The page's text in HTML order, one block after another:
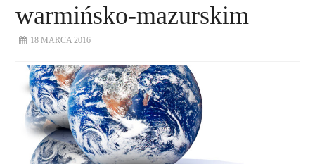
warmińsko-mazurskim
18 MARCA 2016